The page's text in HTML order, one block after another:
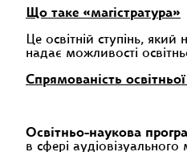
Що таке «магістратура»
Це освітній ступінь,
надає можливості
Спрямованість
Освітньо-наукова
в сфері